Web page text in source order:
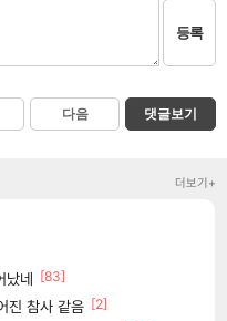
등록
다음 댓글보기
더보기+
났네 [83]
진 참사 같음 [2]